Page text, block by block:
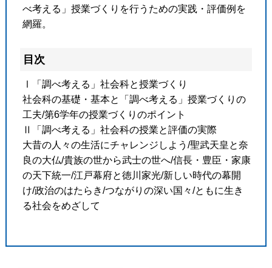
べ考える」授業づくりを行うための実践・評価例を
網羅。
目次
Ⅰ「調べ考える」社会科と授業づくり
社会科の基礎・基本と「調べ考える」授業づくりの
工夫/第6学年の授業づくりのポイント
Ⅱ「調べ考える」社会科の授業と評価の実際
大昔の人々の生活にチャレンジしよう/聖武天皇と奈
良の大仏/貴族の世から武士の世へ/信長・豊臣・家康
の天下統一/江戸幕府と徳川家光/新しい時代の幕開
け/政治のはたらき/つながりの深い国々/ともに生き
る社会をめざして